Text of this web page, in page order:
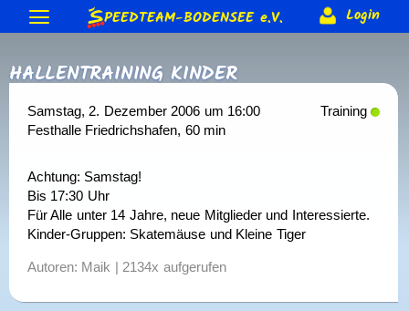
S
PEEDTEAM-BODENSEEe.V. Login
Neuigkeiten
Allgemeine Berichte Gästebuch Forum
Forum (intern)
Termine & Veranstaltungen
Bodenseeumrundung
Löwen-Cup
Training
Gruppen (intern)
Sonderranglisten (intern)
Rennen & Wettkämpfe
Anmeldung
Mitglieder Jugendschutz Satzung
Biete & Suche
Impressum
Kontakt
Weiteres
Skate-Abzeichen Alte Webseite
> Anmelden
HALLENTRAINING KINDER
Training
Samstag, 2. Dezember 2006 um 16:00
Festhalle Friedrichshafen, 60 min
Achtung: Samstag!
Bis 17:30 Uhr
Für Alle unter 14 Jahre, neue Mitglieder und Interessierte.
Kinder-Gruppen: Skatemäuse und Kleine Tiger
Autoren: Maik | 2134x aufgerufen